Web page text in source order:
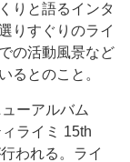
りと語るインタ
りすぐりのライ
の活動風景など
るとのこと。
ーアルバム
ライミ 15th
われる。ライ